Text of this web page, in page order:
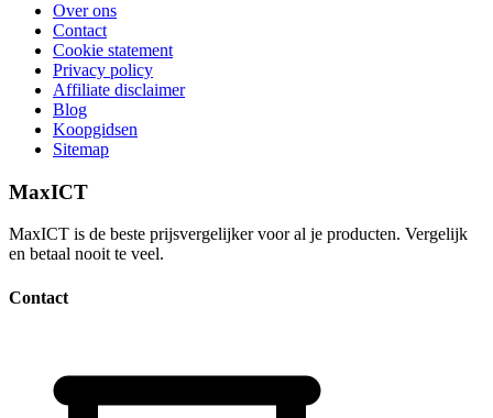
Over ons
Contact
Cookie statement
Privacy policy
Affiliate disclaimer
Blog
Koopgidsen
Sitemap
MaxICT
MaxICT is de beste prijsvergelijker voor al je producten. Vergelijk
en betaal nooit te veel.
Contact